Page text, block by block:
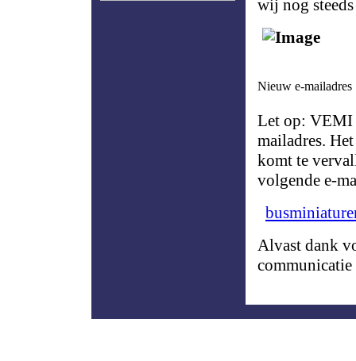
wij nog
Nieuw e-mailadres
Let op: VEMI
mailadres.
komt te
volgende e-
Alvast dank